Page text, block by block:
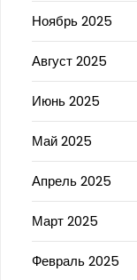
Ноябрь 2025
Август 2025
Июнь 2025
Май 2025
Апрель 2025
Март 2025
Февраль 2025